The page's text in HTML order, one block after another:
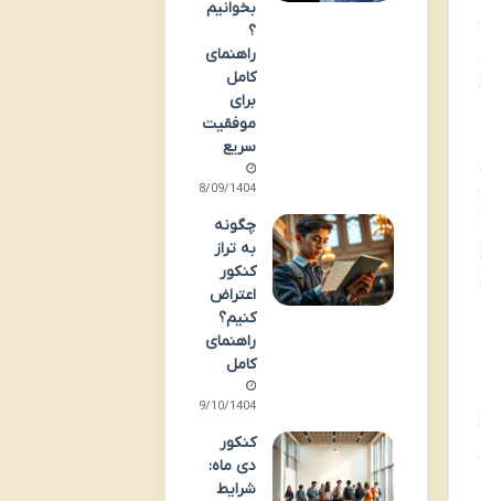
بخوانیم
؟
راهنمای
کامل
برای
موفقیت
سریع
28/09/1404
چگونه
به تراز
کنکور
اعتراض
کنیم؟
راهنمای
کامل
09/10/1404
کنکور
دی ماه:
شرایط